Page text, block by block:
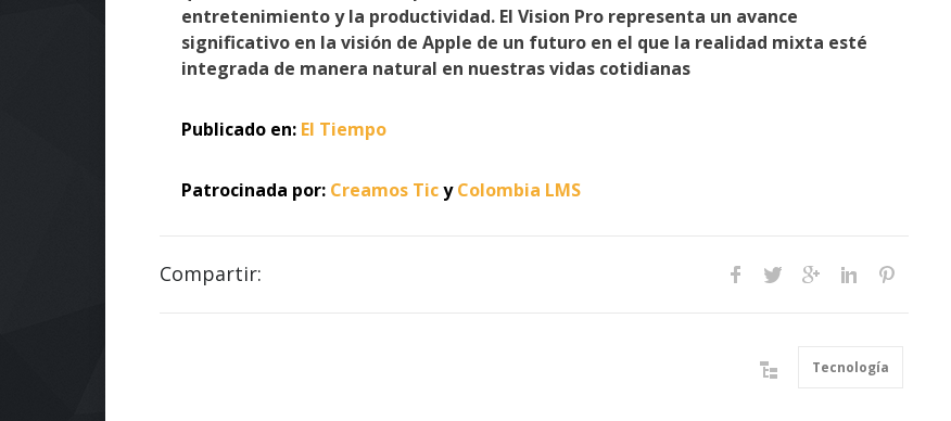
entretenimiento y la productividad. El Vision Pro representa un avance
significativo en la visión de Apple de un futuro en el que la realidad mixta esté
integrada de manera natural en nuestras vidas cotidianas
Publicado en: El Tiempo
Patrocinada por: Creamos TicyColombia LMS
Compartir:
Tecnología